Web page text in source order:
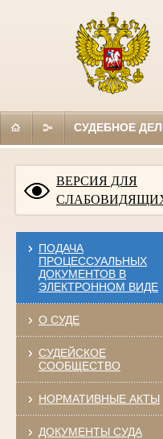
СУДЕБНОЕ
ВЕРСИЯ ДЛЯ
ПОДАЧА
ПРОЦЕССУАЛЬНЫХ
ДОКУМЕНТОВ В
ЭЛЕКТРОННОМ ВИДЕ
О СУДЕ
СУДЕЙСКОЕ
СООБЩЕСТВО
НОРМАТИВНЫЕ АКТЫ
ДОКУМЕНТЫ СУДА